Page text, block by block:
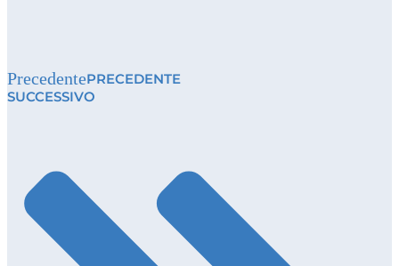
PrecedentePRECEDENTE
SUCCESSIVO